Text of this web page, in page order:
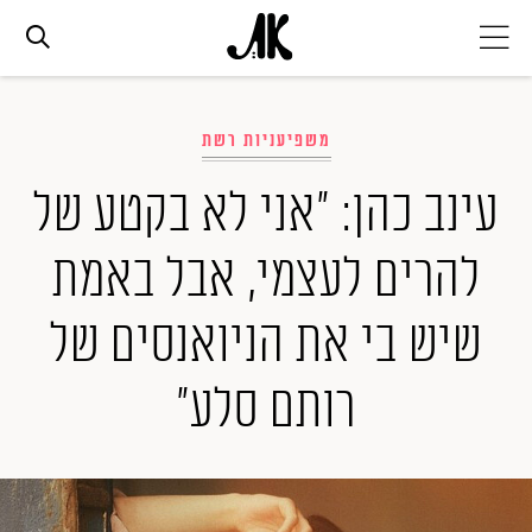
אופנה
ביוטי
סלבס
המגזין
משפיעניות רשת
עינב כהן: "אני לא בקטע של
להרים לעצמי, אבל באמת
שיש בי את הניואנסים של
רותם סלע"